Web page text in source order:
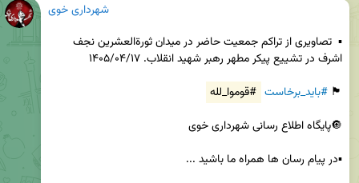
شهرداری خوی
🏴 #باید_برخاست #قوموا_لله